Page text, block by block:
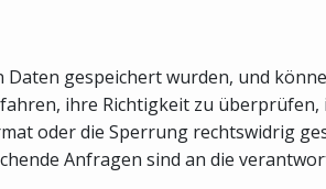
gespeichert wurden, und
ihre Richtigkeit zu überprüfen,
oder die Sperrung rechtswidrig
Anfragen sind an die